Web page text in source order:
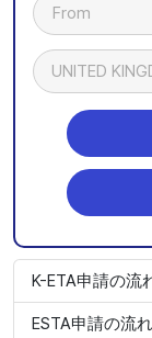
From
UNITED
K-ETA申請の流
ESTA申請の流れ